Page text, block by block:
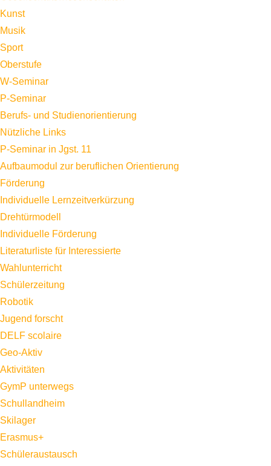
Kunst
Musik
Sport
Oberstufe
W-Seminar
P-Seminar
Berufs- und Studienorientierung
Nützliche Links
P-Seminar in Jgst. 11
Aufbaumodul zur beruflichen Orientierung
Förderung
Individuelle Lernzeitverkürzung
Drehtürmodell
Individuelle Förderung
Literaturliste für Interessierte
Wahlunterricht
Schülerzeitung
Robotik
Jugend forscht
DELF scolaire
Geo-Aktiv
Aktivitäten
GymP unterwegs
Schullandheim
Skilager
Erasmus+
Schüleraustausch